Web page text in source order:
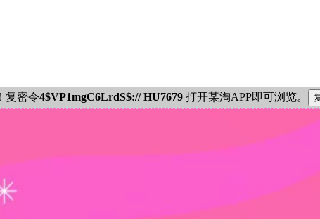
复密令4$VP1mgC6LrdS$:// HU7679 打开某淘APP即可浏览。